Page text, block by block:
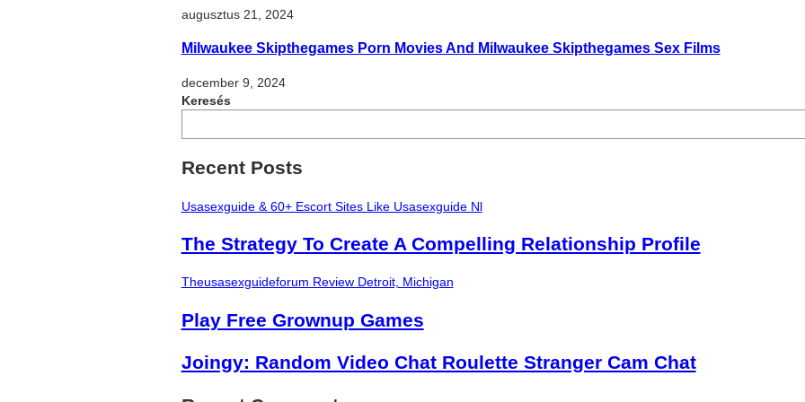
augusztus 21, 2024
Milwaukee Skipthegames Porn Movies And Milwaukee Skipthegames Sex Films
december 9, 2024
Keresés
Recent Posts
Usasexguide & 60+ Escort Sites Like Usasexguide Nl
The Strategy To Create A Compelling Relationship Profile
Theusasexguideforum Review Detroit, Michigan
Play Free Grownup Games
Joingy: Random Video Chat Roulette Stranger Cam Chat